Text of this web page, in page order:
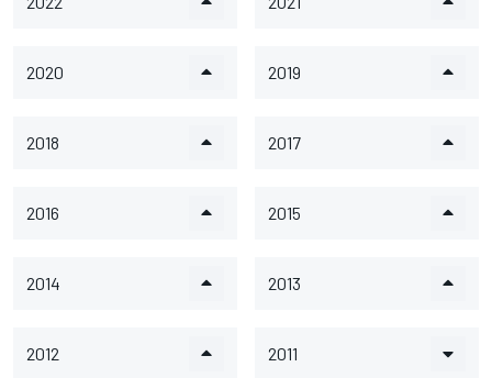
2020 2019
2018 2017
2016 2015
2014 2013
2012 2011